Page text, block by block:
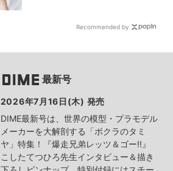
Recommended by
最新号
2026年7月16日(木) 発売
DIME最新号は、世界の模型・プラモデル
メーカーを大解剖する「ボクラのタミ
ヤ」特集！『爆走兄弟レッツ＆ゴー!!』
こしたてつひろ先生インタビュー＆描き